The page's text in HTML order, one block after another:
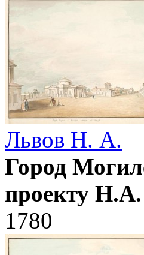
Львов Н. А.
Город
проекту
1780